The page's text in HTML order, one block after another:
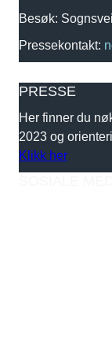
Besøk:
Pressekontakt:
PRESSE
Her finner du
2023 og
Klikk her